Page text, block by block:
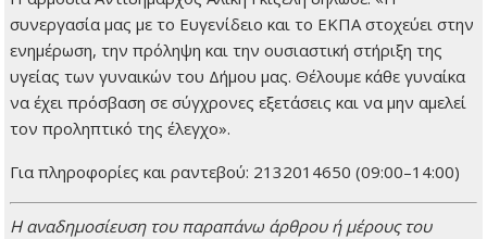
συνεργασία μας με το Ευγενίδειο και το ΕΚΠΑ στοχεύει στην
ενημέρωση, την πρόληψη και την ουσιαστική στήριξη της
υγείας των γυναικών του Δήμου μας. Θέλουμε κάθε γυναίκα
να έχει πρόσβαση σε σύγχρονες εξετάσεις και να μην αμελεί
τον προληπτικό της έλεγχο».
Για πληροφορίες και ραντεβού: 2132014650 (09:00–14:00)
H αναδημοσίευση του παραπάνω άρθρου ή μέρους του